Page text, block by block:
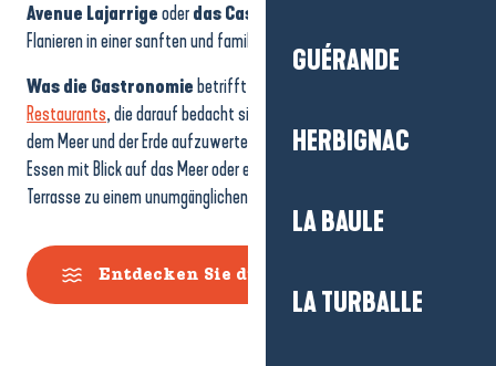
GUÉRANDE
HERBIGNAC
LA BAULE
LA TURBALLE
Avenue Lajarrigeoderdas Casino-Viertel
Flanieren in einer sanften und familiären Atmosphäre ein.
Was die Gastronomiebetrifft, so gibt es in La Baule zahlreiche
Restaurants, die darauf bedacht sind,
dem Meer und der Erde aufzuwerten! Nach einem aktiven Tag wird ein
Essen mit Blick auf das Meer oder ein Drink auf einer belebten
Terrasse zu einem unumgänglichen Moment!
Entdecken Sie die Bucht